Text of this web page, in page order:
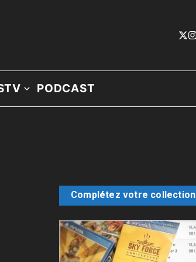
PODCAST
Complétez votre collection